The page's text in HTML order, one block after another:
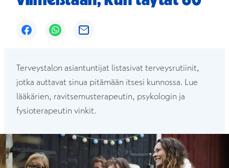
Avautuu uuteen ikkunaan
Avautuu uuteen ikkunaan
Avautuu uuteen ikkunaan
Terveystalon asiantuntijat listasivat terveysrutiinit,
jotka auttavat sinua pitämään itsesi kunnossa. Lue
lääkärien, ravitsemusterapeutin, psykologin ja
fysioterapeutin vinkit.